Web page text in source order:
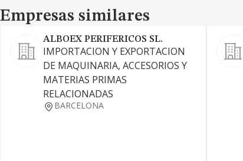
Empresas similares
Empresas similares
ALBOEX PERIFERICOS SL.
IMPORTACION Y EXPORTACION
DE MAQUINARIA, ACCESORIOS Y
MATERIAS PRIMAS
RELACIONADAS
BARCELONA